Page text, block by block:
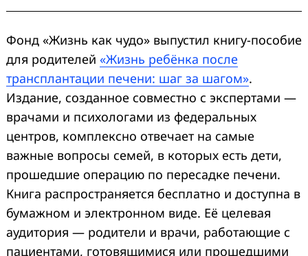
Фонд «Жизнь как чудо» выпустил книгу-пособие
для родителей «Жизнь ребёнка после
трансплантации печени: шаг за шагом».
Издание, созданное совместно с экспертами —
врачами и психологами из федеральных
центров, комплексно отвечает на самые
важные вопросы семей, в которых есть дети,
прошедшие операцию по пересадке печени.
Книга распространяется бесплатно и доступна в
бумажном и электронном виде. Её целевая
аудитория — родители и врачи, работающие с
пациентами, готовящимися или прошедшими
Search
for: